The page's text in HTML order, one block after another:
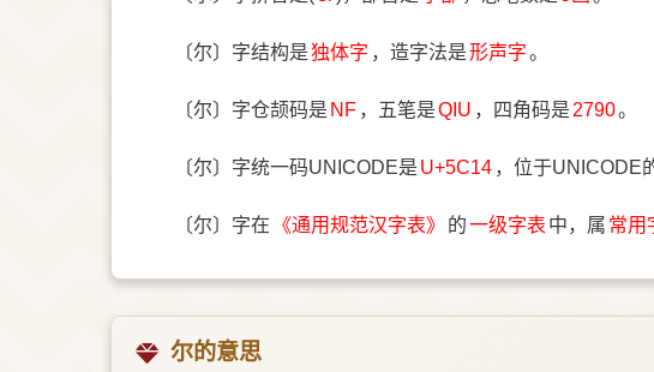
〔尔〕字结构是独体字 ，造字法是形声字。
〔尔〕字仓颉码是 NF ，五笔是QIU ，四角码是 2790。
〔尔〕字统一码UNICODE是 U+5C14 ，位于UNICODE
〔尔〕字在 《通用规范汉字表》 的一级字表 中，属 常用
尔的意思